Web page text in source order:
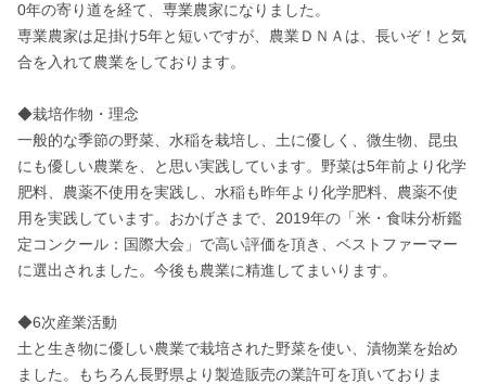
0年の寄り道を経て、専業農家になりました。
専業農家は足掛け5年と短いですが、農業ＤＮＡは、長いぞ！と気
合を入れて農業をしております。
◆栽培作物・理念
一般的な季節の野菜、水稲を栽培し、土に優しく、微生物、昆虫
にも優しい農業を、と思い実践しています。野菜は5年前より化学
肥料、農薬不使用を実践し、水稲も昨年より化学肥料、農薬不使
用を実践しています。おかげさまで、2019年の「米・食味分析鑑
定コンクール：国際大会」で高い評価を頂き、ベストファーマー
に選出されました。今後も農業に精進してまいります。
◆6次産業活動
土と生き物に優しい農業で栽培された野菜を使い、漬物業を始め
ました。もちろん長野県より製造販売の業許可を頂いておりま